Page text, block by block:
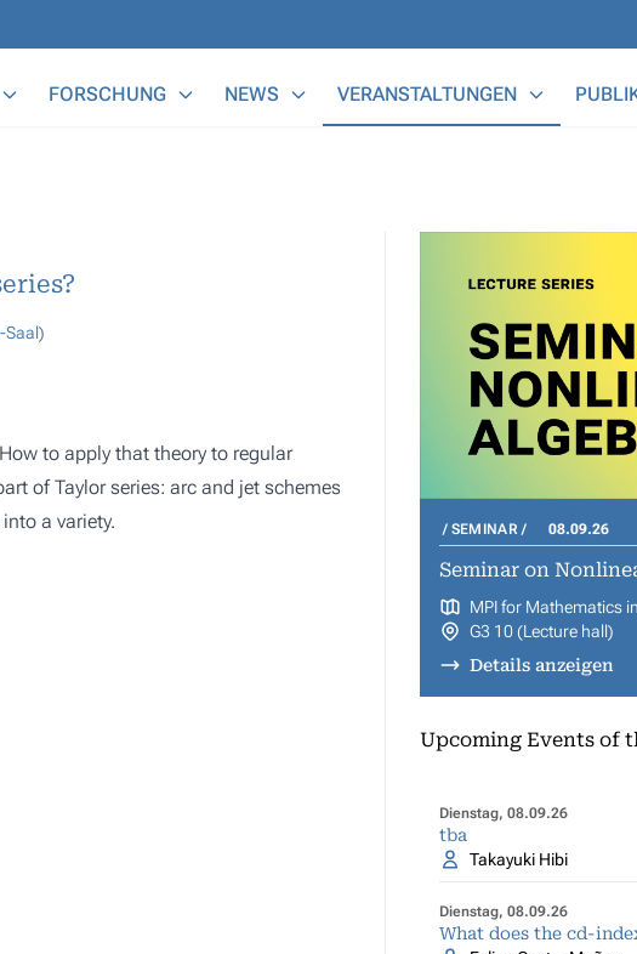
FORSCHUNG NEWS VERANSTALTUNGEN
Saal)
to apply that theory to regular
of Taylor series: arc and jet schemes
a variety.
SEMINAR 08.09.26
Seminar on
MPI for Mathematics
G3 10 (Lecture hall)
Details anzeigen
Upcoming Events of
Dienstag, 08.09.26
tba
Takayuki Hibi
Dienstag, 08.09.26
What does the cd-